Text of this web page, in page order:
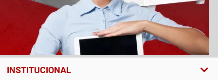
INSTITUCIONAL